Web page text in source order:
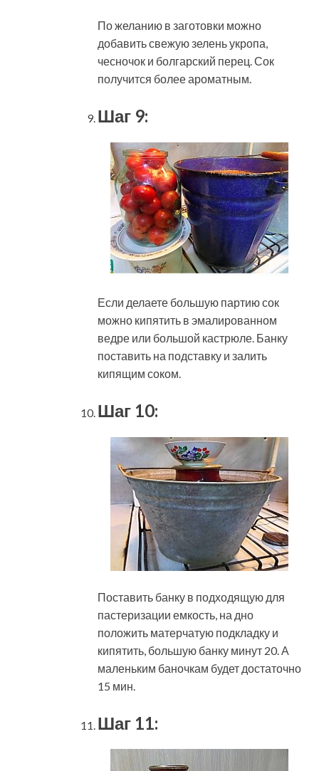
По желанию в заготовки можно
добавить свежую зелень укропа,
чесночок и болгарский перец. Сок
получится более ароматным.
Шаг 9:
Если делаете большую партию сок
можно кипятить в эмалированном
ведре или большой кастрюле. Банку
поставить на подставку и залить
кипящим соком.
Шаг 10:
Поставить банку в подходящую для
пастеризации емкость, на дно
положить матерчатую подкладку и
кипятить, большую банку минут 20. А
маленьким баночкам будет достаточно
15 мин.
Шаг 11: